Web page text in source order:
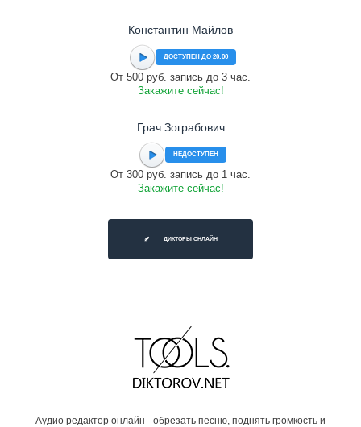
Константин Майлов
ДОСТУПЕН ДО 20:00
От 500 руб. запись до 3 час.
Закажите сейчас!
Грач Зограбович
НЕДОСТУПЕН
От 300 руб. запись до 1 час.
Закажите сейчас!
ДИКТОРЫ ОНЛАЙН
Аудио редактор онлайн - обрезать песню, поднять громкость и